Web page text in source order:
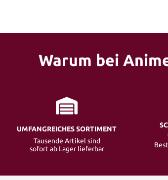
Warum bei
UMFANGREICHES SORTIMENT
Tausende Artikel sind
sofort ab Lager lieferbar